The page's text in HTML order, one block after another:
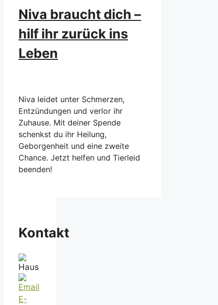
Niva braucht dich –
hilf ihr zurück ins
Leben
Niva leidet unter Schmerzen,
Entzündungen und verlor ihr
Zuhause. Mit deiner Spende
schenkst du ihr Heilung,
Geborgenheit und eine zweite
Chance. Jetzt helfen und Tierleid
beenden!
Kontakt
E-